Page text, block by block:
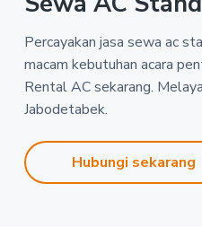
Percayakan jasa sewa ac
macam kebutuhan acara
Rental AC sekarang.
Jabodetabek.
Hubungi sekarang